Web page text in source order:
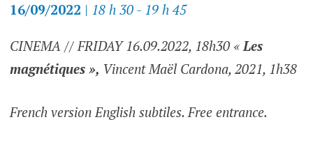
16/09/2022 | 18 h 30 - 19 h 45
CINEMA // FRIDAY 16.09.2022, 18h30 «Les
magnétiques », Vincent Maël Cardona, 2021, 1h38
French version English subtiles. Free entrance.